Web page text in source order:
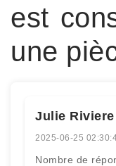
est
une
Julie Riviere
2025-06-25
Nombre de